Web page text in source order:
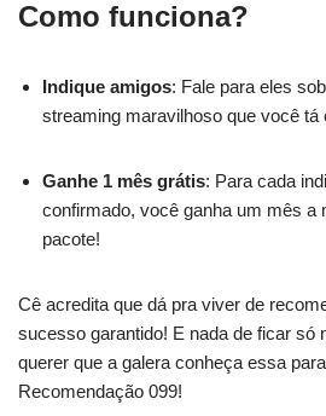
Como funciona?
Indique amigos: Fale para eles
streaming maravilhoso que você tá
Ganhe 1 mês grátis: Para cada
confirmado, você ganha um mês a
pacote!
Cê acredita que dá pra viver de
sucesso garantido! E nada de ficar só
querer que a galera conheça essa
Recomendação 099!